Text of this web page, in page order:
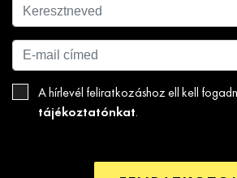
A hírlevél feliratkozáshoz ell kell
tájékoztatónkat.